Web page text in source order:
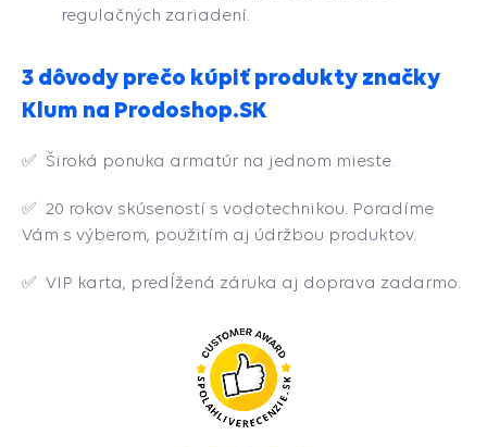
regulačných zariadení.
3 dôvody prečo kúpiť produkty značky
Klum na Prodoshop.SK
✅ Široká ponuka armatúr na jednom mieste.
✅ 20 rokov skúseností s vodotechnikou. Poradíme
Vám s výberom, použitím aj údržbou produktov.
✅ VIP karta, predĺžená záruka aj doprava zadarmo.